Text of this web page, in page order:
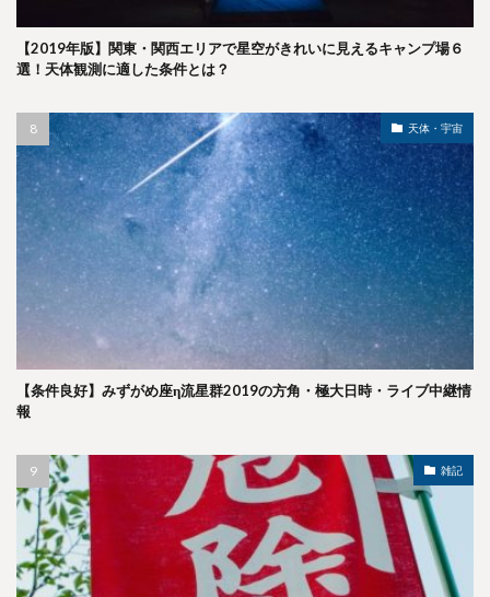
【2019年版】関東・関西エリアで星空がきれいに見えるキャンプ場６
選！天体観測に適した条件とは？
天体・宇宙
【条件良好】みずがめ座η流星群2019の方角・極大日時・ライブ中継情
報
雑記